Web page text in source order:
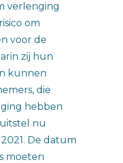
verlenging
om
voor de
zij hun
kunnen
die
hebben
nu
De datum
moeten